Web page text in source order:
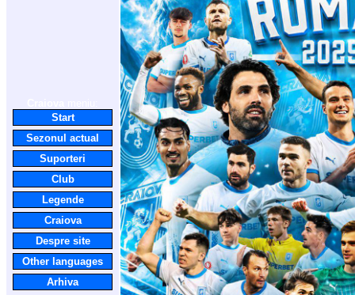
Start
Sezonul actual
Suporteri
Club
Legende
Craiova
Despre site
Other languages
Arhiva